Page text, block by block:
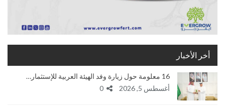
أخر الأخبار
16 معلومة حول زيارة وفد الهيئة العربية للإستثمار…
أغسطس 5, 2026